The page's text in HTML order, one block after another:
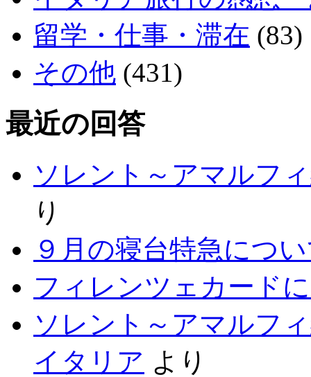
留学・仕事・滞在 (83)
その他 (431)
最近の回答
ソレント～アマルフ
り
９月の寝台特急につ
フィレンツェカード
ソレント～アマルフ
イタリア より